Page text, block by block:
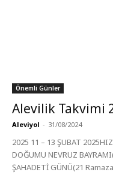
Önemli Günler
Alevilik Takvimi
Aleviyol - 31/08/2024
2025 11 – 13 ŞUBAT
DOĞUMU NEVRUZ
ŞAHADETİ GÜNÜ(21